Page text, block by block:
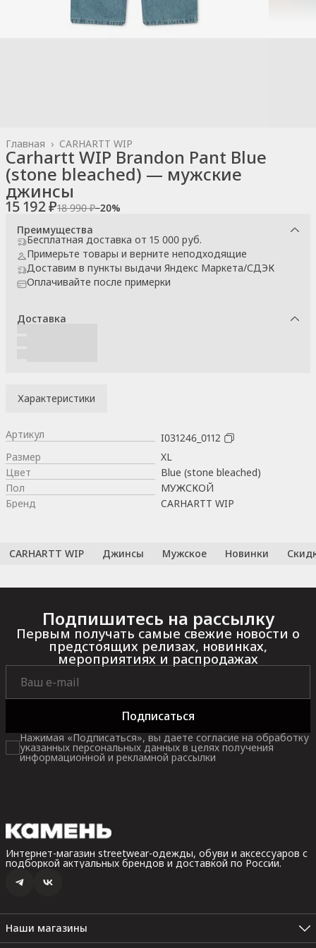
CARHARTT WIP
Главная ›
Carhartt WIP Brandon Pant Blue
(stone bleached) — мужские
джинсы
15 192 ₽18 990 ₽−20%
Преимущества
Бесплатная доставка от 15 000 руб.
Примерьте товары и верните неподходящие
Доставим в пункты выдачи Яндекс Маркета/СДЭК
Оплачивайте после примерки
Доставка
Характеристики
Артикул
I031246_0112
Размер
XL
Цвет
Blue (stone bleached)
Пол
МУЖСКОЙ
Бренд
CARHARTT WIP
CARHARTT WIP Джинсы Мужское Новинки
Подпишитесь на рассылку
Первым получать самые свежие новости о
предстоящих релизах, новинках,
мероприятиях и распродажах
Подписаться
Нажимая «Подписаться», вы даете согласие на обработку
указанных персональных данных в целях получения
информационной и рекламной рассылки
Интернет-магазин streetwear-одежды, обуви и аксессуаров с
подборкой актуальных брендов и доставкой по России.
Наши магазины